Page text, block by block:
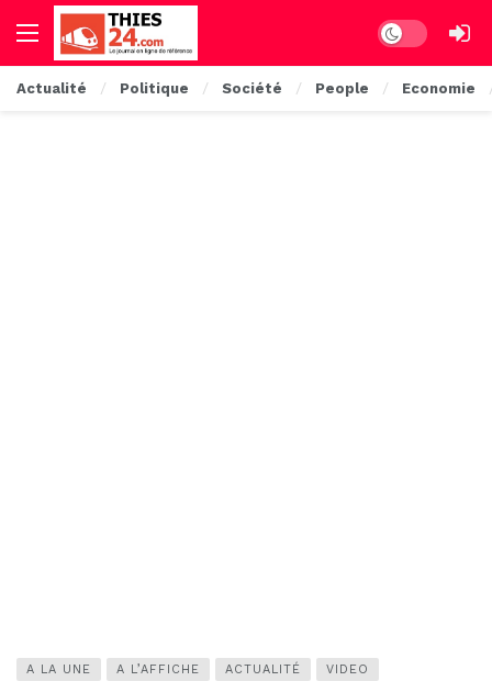
Dark mode
Actualité Politique Société People Economie
A LA UNE A L’AFFICHE ACTUALITÉ VIDEO